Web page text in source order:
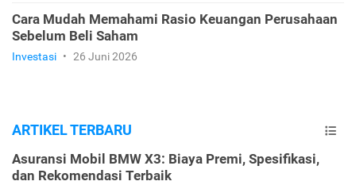
Cara Mudah Memahami Rasio Keuangan Perusahaan
Sebelum Beli Saham
Investasi • 26 Juni 2026
ARTIKEL TERBARU
Asuransi Mobil BMW X3: Biaya Premi, Spesifikasi,
dan Rekomendasi Terbaik